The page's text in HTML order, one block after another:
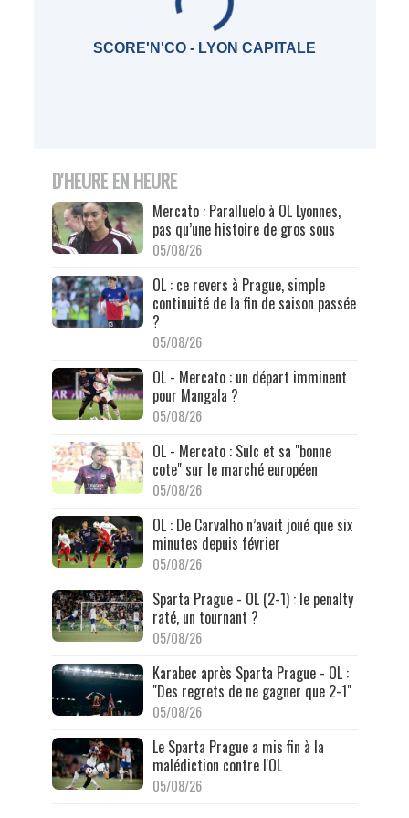
SCORE'N'CO - LYON CAPITALE
D'HEURE EN HEURE
Mercato : Paralluelo à OL Lyonnes,
pas qu’une histoire de gros sous
05/08/26
OL : ce revers à Prague, simple
continuité de la fin de saison passée
?
05/08/26
OL - Mercato : un départ imminent
pour Mangala ?
05/08/26
OL - Mercato : Sulc et sa "bonne
cote" sur le marché européen
05/08/26
OL : De Carvalho n’avait joué que six
minutes depuis février
05/08/26
Sparta Prague - OL (2-1) : le penalty
raté, un tournant ?
05/08/26
Karabec après Sparta Prague - OL :
"Des regrets de ne gagner que 2-1"
05/08/26
Le Sparta Prague a mis fin à la
malédiction contre l'OL
05/08/26